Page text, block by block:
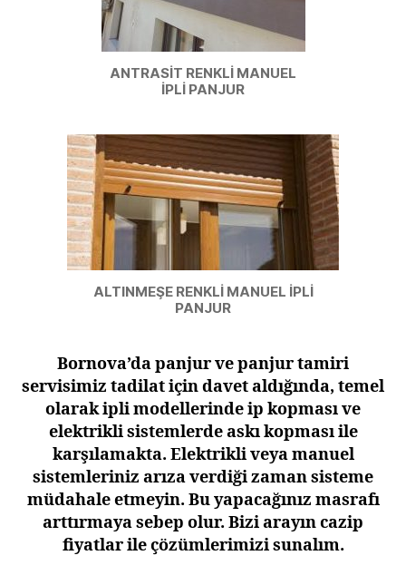
ANTRASİT RENKLİ MANUEL
İPLİ PANJUR
ALTINMEŞE RENKLİ MANUEL İPLİ
PANJUR
Bornova’da panjur ve panjur tamiri
servisimiz tadilat için davet aldığında, temel
olarak ipli modellerinde ip kopması ve
elektrikli sistemlerde askı kopması ile
karşılamakta. Elektrikli veya manuel
sistemleriniz arıza verdiği zaman sisteme
müdahale etmeyin. Bu yapacağınız masrafı
arttırmaya sebep olur. Bizi arayın cazip
fiyatlar ile çözümlerimizi sunalım.